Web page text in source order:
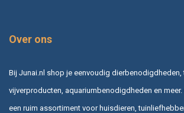
Over ons
Bij Junai.nl shop je eenvoudig dierbenodigdheden,
vijverproducten, aquariumbenodigdheden en
een ruim assortiment voor huisdieren,